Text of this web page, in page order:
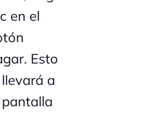
en el
Esto
a